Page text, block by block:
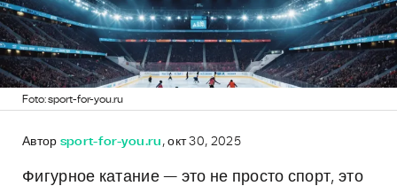
Foto: sport-for-you.ru
Автор sport-for-you.ru , окт 30, 2025
Фигурное катание — это не просто спорт, это